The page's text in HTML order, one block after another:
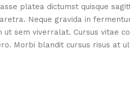
platea dictumst quisque
Neque gravida in
ut sem viverralat. Cursus vitae
Morbi blandit cursus risus at